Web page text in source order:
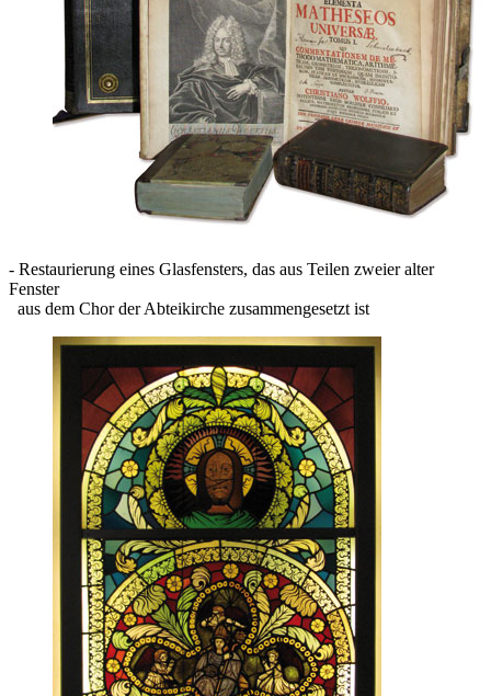
- Restaurierung eines Glasfensters, das aus Teilen zweier alter
Fenster
aus dem Chor der Abteikirche zusammengesetzt ist